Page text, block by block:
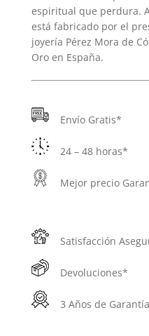
cantidad
espiritual que perdura.
está fabricado por el
joyería Pérez Mora de
Oro en España.
Envío Gratis*
24 – 48 horas*
Mejor precio
Satisfacción
Devoluciones*
3 Años de